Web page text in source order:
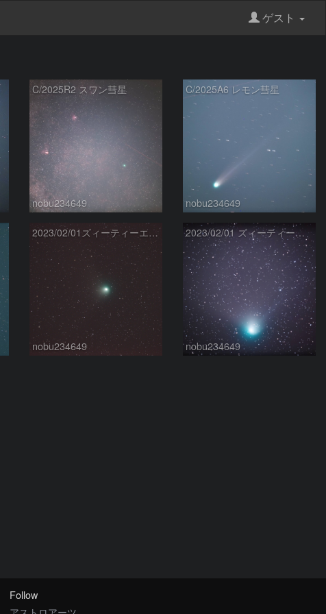
ゲスト
C/2025R2 スワン彗星
nobu234649
C/2025A6 レモン彗星
nobu234649
2023/02/01ズィーティーエフ彗星（C/2022 E3）
nobu234649
2023/02/01 ズィーティーエフ彗星（C/2022 E3）
nobu234649
Follow